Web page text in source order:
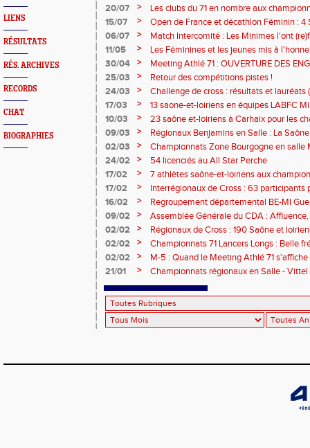
LIENS
RÉSULTATS
RÉS. ARCHIVES
RECORDS
CHAT
BIOGRAPHIES
20/07 >
Les clubs du 71 en nombre aux
15/07
>
Open de France et décathlon Féminin : 4
06/07
>
Match Intercomité : Les Minimes l'ont
11/05
>
Les Féminines et les jeunes mis à
30/04
>
Meeting Athlé 71 : OUVERTURE DES
25/03
>
Retour des compétitions pistes !
24/03
>
Challenge de cross : résultats et lauréats
17/03
>
13 saone-et-loiriens en équipes LABFC
couleurs de la Ligue à Metz
10/03 >
23 saône et-loiriens à Carhaix pour les
Cross !
09/03 >
Régionaux Benjamins en Salle : La
l'affiche !
02/03 >
Championnats Zone Bourgogne en salle
médailles pour les athlètes du 71 !
24/02 >
54 licenciés au All Star Perche
17/02
>
7 athlètes saône-et-loiriens aux
pour Céline BESSE !
17/02 >
Interrégionaux de Cross : 63 participants
titre - 3 podiums et 21 qualifiés !
16/02 >
Regroupement départemental BE-MI
plein !
09/02 >
Assemblée Générale du CDA :
RDV !
02/02 >
Régionaux de Cross : 190 Saône et
02/02
>
Championnats 71 Lancers Longs : Belle
performances au RDV ce samedi à
02/02 >
M-5 : Quand le Meeting Athlé 71 s'affiche
21/01
> Championnats régionaux en Salle - Vittel